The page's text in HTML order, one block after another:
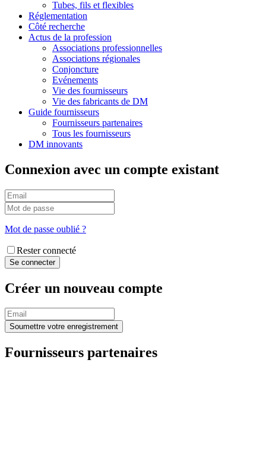
Tubes, fils et flexibles
Réglementation
Côté recherche
Actus de la profession
Associations professionnelles
Associations régionales
Conjoncture
Evénements
Vie des fournisseurs
Vie des fabricants de DM
Guide fournisseurs
Fournisseurs partenaires
Tous les fournisseurs
DM innovants
Connexion avec un compte existant
Mot de passe oublié ?
Rester connecté
Créer un nouveau compte
Fournisseurs partenaires